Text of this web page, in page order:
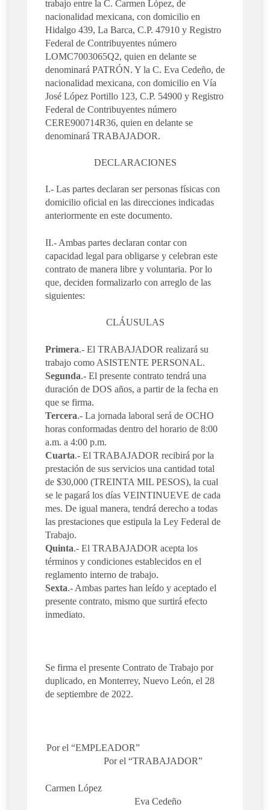
trabajo entre la C. Carmen López, de
nacionalidad mexicana, con domicilio en
Hidalgo 439, La Barca, C.P. 47910 y Registro
Federal de Contribuyentes número
LOMC7003065Q2, quien en delante se
denominará PATRÓN. Y la C. Eva Cedeño, de
nacionalidad mexicana, con domicilio en Vía
José López Portillo 123, C.P. 54900 y Registro
Federal de Contribuyentes número
CERE900714R36, quien en delante se
denominará TRABAJADOR.
DECLARACIONES
I.- Las partes declaran ser personas físicas con
domicilio oficial en las direcciones indicadas
anteriormente en este documento.
II.- Ambas partes declaran contar con
capacidad legal para obligarse y celebran este
contrato de manera libre y voluntaria. Por lo
que, deciden formalizarlo con arreglo de las
siguientes:
CLÁUSULAS
Primera.- El TRABAJADOR realizará su
trabajo como ASISTENTE PERSONAL.
Segunda.- El presente contrato tendrá una
duración de DOS años, a partir de la fecha en
que se firma.
Tercera.- La jornada laboral será de OCHO
horas conformadas dentro del horario de 8:00
a.m. a 4:00 p.m.
Cuarta.- El TRABAJADOR recibirá por la
prestación de sus servicios una cantidad total
de $30,000 (TREINTA MIL PESOS), la cual
se le pagará los días VEINTINUEVE de cada
mes. De igual manera, tendrá derecho a todas
las prestaciones que estipula la Ley Federal de
Trabajo.
Quinta.- El TRABAJADOR acepta los
términos y condiciones establecidos en el
reglamento interno de trabajo.
Sexta.- Ambas partes han leído y aceptado el
presente contrato, mismo que surtirá efecto
inmediato.
Se firma el presente Contrato de Trabajo por
duplicado, en Monterrey, Nuevo León, el 28
de septiembre de 2022.
Por el “EMPLEADOR”
Por el “TRABAJADOR”
Carmen López
Eva Cedeño